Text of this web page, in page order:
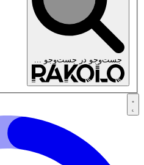
جست‌وجو در جست‌وجو ...